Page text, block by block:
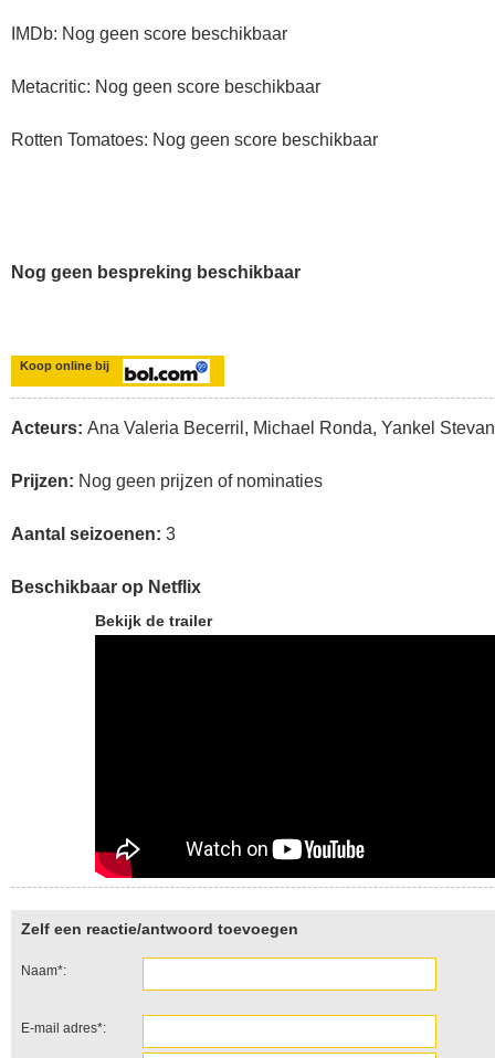
IMDb: Nog geen score beschikbaar
Metacritic: Nog geen score beschikbaar
Rotten Tomatoes: Nog geen score beschikbaar
Nog geen bespreking beschikbaar
Koop online bij
Acteurs: Ana Valeria Becerril, Michael Ronda, Yankel Stevan
Prijzen: Nog geen prijzen of nominaties
Aantal seizoenen: 3
Beschikbaar op Netflix
Bekijk de trailer
Zelf een reactie/antwoord toevoegen
Naam*:
E-mail adres*: